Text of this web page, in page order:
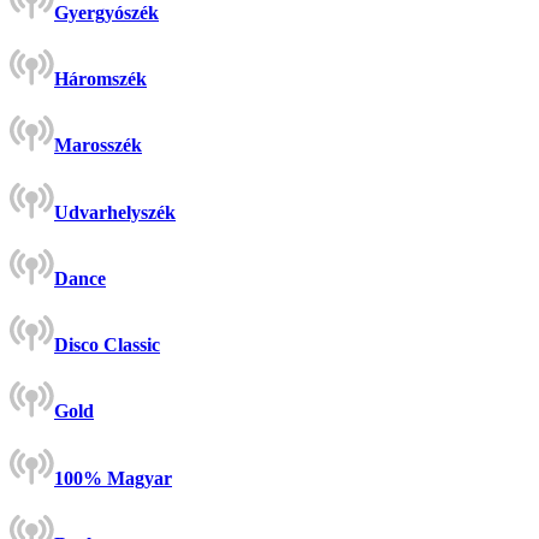
Gyergyószék
Háromszék
Marosszék
Udvarhelyszék
Dance
Disco Classic
Gold
100% Magyar